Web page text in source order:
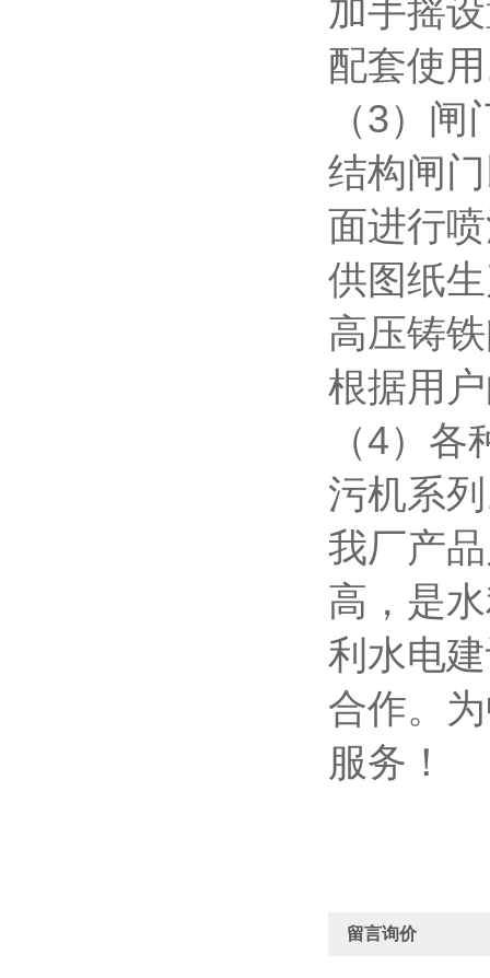
加手摇
配套使
（3）
结构闸
面进行
供图纸
高压铸
根据用
（4）
污机系
我厂产
高，是
利水电
合作。
服务！
留言询价